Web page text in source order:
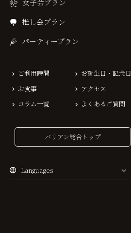
女子会プラン
推し会プラン
パーティープラン
ご利用時間
お食事
コラム一覧
お誕生日・記念日
アクセス
よくあるご質問
バリアン総合トップ
Languages